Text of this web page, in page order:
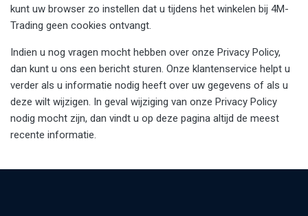
kunt uw browser zo instellen dat u tijdens het winkelen bij 4M-
Trading geen cookies ontvangt.
Indien u nog vragen mocht hebben over onze Privacy Policy,
dan kunt u ons een bericht sturen. Onze klantenservice helpt u
verder als u informatie nodig heeft over uw gegevens of als u
deze wilt wijzigen. In geval wijziging van onze Privacy Policy
nodig mocht zijn, dan vindt u op deze pagina altijd de meest
recente informatie.